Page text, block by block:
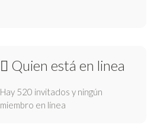
Quien está en linea
Hay 520 invitados y ningún
miembro en línea